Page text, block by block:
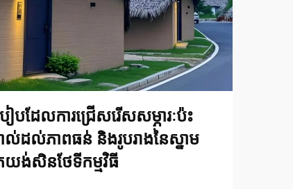
ៀបដែលការជ្រើសរើសសម្ភារៈប៉ះ
ល់ដល់ភាពធន់ និងរូបរាងនៃស្នាម
យង់សិនថែទីកម្មវិធី